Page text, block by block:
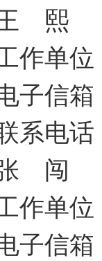
熙
作单
子信
系电
闯
作单
子信